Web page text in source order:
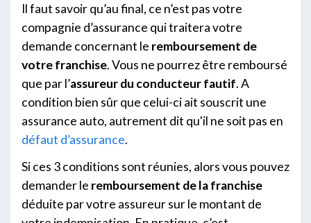
Il faut savoir qu’au final, ce n’est pas votre
compagnie d’assurance qui traitera votre
demande concernant le remboursement de
votre franchise. Vous ne pourrez être remboursé
que par l’assureur du conducteur fautif. A
condition bien sûr que celui-ci ait souscrit une
assurance auto, autrement dit qu'il ne soit pas en
défaut d’assurance.
Si ces 3 conditions sont réunies, alors vous pouvez
demander le remboursement de la franchise
déduite par votre assureur sur le montant de